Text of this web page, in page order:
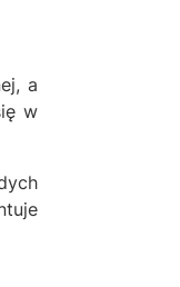
a
w